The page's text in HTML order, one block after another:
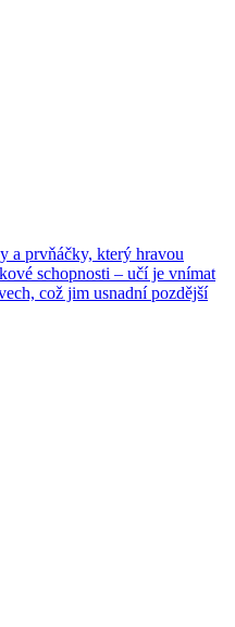
a prvňáčky, který hravou
schopnosti – učí je vnímat
což jim usnadní pozdější